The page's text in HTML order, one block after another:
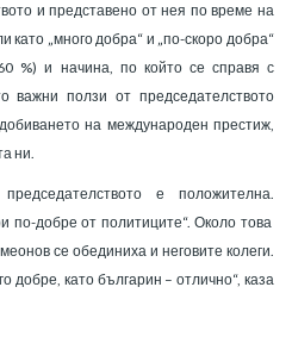
и представено от нея по време на
като „много добра“ и „по-скоро добра“
%) и начина, по който се справя с
важни ползи от председателството
на международен престиж,
ни.
е положителна.
по-добре от политиците“. Около това
се обединиха и неговите колеги.
добре, като българин – отлично“, каза